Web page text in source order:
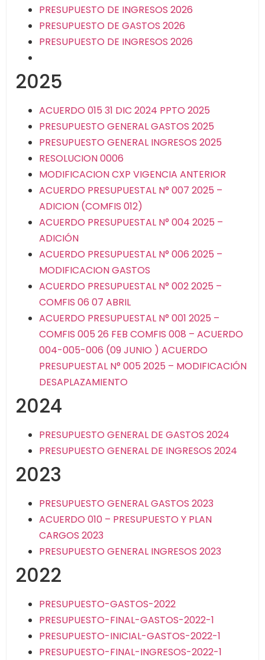
PRESUPUESTO DE INGRESOS 2026
PRESUPUESTO DE GASTOS 2026
PRESUPUESTO DE INGRESOS 2026
2025
ACUERDO 015 31 DIC 2024 PPTO 2025
PRESUPUESTO GENERAL GASTOS 2025
PRESUPUESTO GENERAL INGRESOS 2025
RESOLUCION 0006
MODIFICACION CXP VIGENCIA ANTERIOR
ACUERDO PRESUPUESTAL N° 007 2025 –
ADICION (COMFIS 012)
ACUERDO PRESUPUESTAL N° 004 2025 –
ADICIÓN
ACUERDO PRESUPUESTAL N° 006 2025 –
MODIFICACION GASTOS
ACUERDO PRESUPUESTAL N° 002 2025 –
COMFIS 06 07 ABRIL
ACUERDO PRESUPUESTAL N° 001 2025 –
COMFIS 005 26 FEB COMFIS 008 – ACUERDO
004-005-006 (09 JUNIO ) ACUERDO
PRESUPUESTAL N° 005 2025 – MODIFICACIÓN
DESAPLAZAMIENTO
2024
PRESUPUESTO GENERAL DE GASTOS 2024
PRESUPUESTO GENERAL DE INGRESOS 2024
2023
PRESUPUESTO GENERAL GASTOS 2023
ACUERDO 010 – PRESUPUESTO Y PLAN
CARGOS 2023
PRESUPUESTO GENERAL INGRESOS 2023
2022
PRESUPUESTO-GASTOS-2022
PRESUPUESTO-FINAL-GASTOS-2022-1
PRESUPUESTO-INICIAL-GASTOS-2022-1
PRESUPUESTO-FINAL-INGRESOS-2022-1